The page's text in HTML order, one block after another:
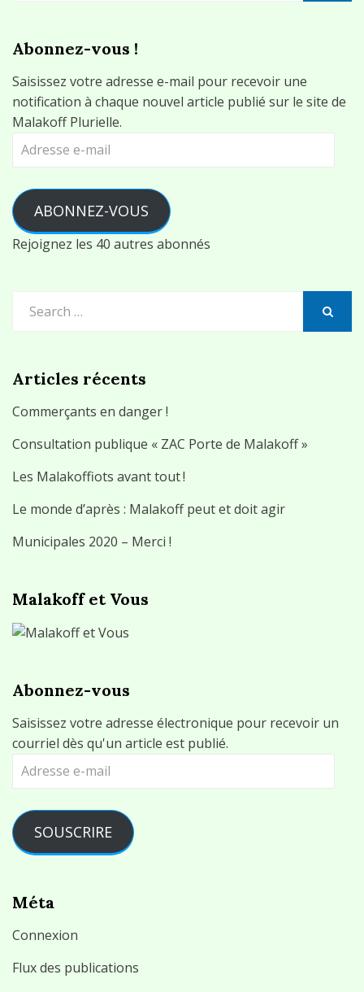
Abonnez-vous !
Saisissez votre adresse e-mail pour recevoir une
notification à chaque nouvel article publié sur le site de
Malakoff Plurielle.
Adresse
ABONNEZ-VOUS
Rejoignez les 40 autres abonnés
for:
Articles récents
Commerçants en danger !
Consultation publique « ZAC Porte de Malakoff »
Les Malakoffiots avant tout !
Le monde d’après : Malakoff peut et doit agir
Municipales 2020 – Merci !
Malakoff et Vous
Abonnez-vous
Saisissez votre adresse électronique pour recevoir un
courriel dès qu'un article est publié.
Adresse
SOUSCRIRE
Méta
Connexion
Flux des publications